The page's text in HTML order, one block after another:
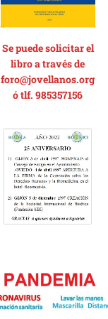
Se puede solicitar el
libro a través de
foro@jovellanos.org
ó tlf. 985357156